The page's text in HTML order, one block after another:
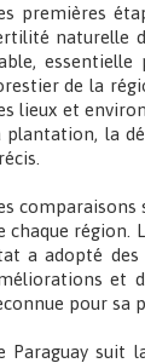
premières
naturelle
de la
lieux et
plantation, la
chaque région.
a adopté
et
pour sa
Paraguay suit